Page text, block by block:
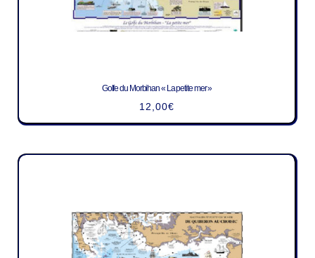
Golfe du Morbihan « La petite mer »
12,00€